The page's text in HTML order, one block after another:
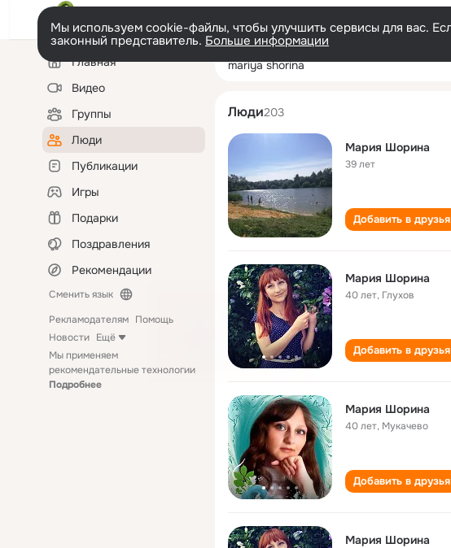
Мы используем cookie-файлы, чтобы улучшить сервисы для вас.
законный представитель. Больше информации
Левая
колонкаГлавная
Видео
Группы
Люди
Публикации
Игры
Подарки
Поздравления
Рекомендации
Сменить язык
Рекламодателям Помощь
Новости Ещё
Мы применяем
рекомендательные технологии
Подробнее
mariya shorina
Люди203
Мария Шорина
39 лет
Добавить в друзья
Мария Шорина
40 лет, Глухов
Добавить в друзья
Мария Шорина
40 лет, Мукачево
Добавить в друзья
Мария Шорина